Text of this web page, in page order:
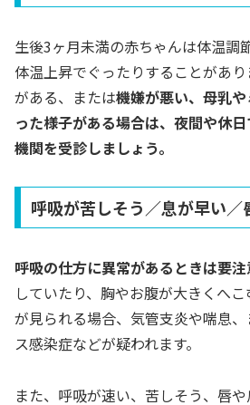
生後3ヶ月未満の赤ちゃんは体温調
体温上昇でぐったりすることがあ
がある、または機嫌が悪い、母乳
った様子がある場合は、夜間や休
機関を受診しましょう。
呼吸が苦しそう／息が早い／
呼吸の仕方に異常があるときは要注
していたり、胸やお腹が大きくへこ
が見られる場合、気管支炎や喘息
ス感染症などが疑われます。
また、呼吸が速い、苦しそう、唇